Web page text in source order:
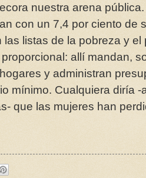
nuestra arena
con un 7,4 por ciento de
las listas de la pobreza y el
allí mandan,
y administran
mínimo. Cualquiera diría
que las mujeres han